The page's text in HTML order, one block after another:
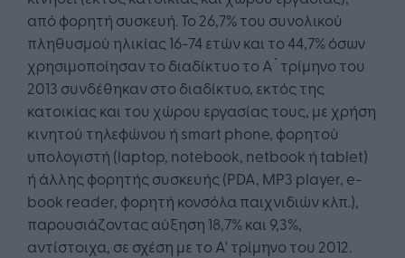
από φορητή συσκευή. Το 26,7% του συνολικού
πληθυσμού ηλικίας 16-74 ετών και το 44,7% όσων
χρησιμοποίησαν το διαδίκτυο το Α ́ τρίμηνο του
2013 συνδέθηκαν στο διαδίκτυο, εκτός της
κατοικίας και του χώρου εργασίας τους, με χρήση
κινητού τηλεφώνου ή smart phone, φορητού
υπολογιστή (laptop, notebook, netbook ή tablet)
ή άλλης φορητής συσκευής (PDA, MP3 player, e-
book reader, φορητή κονσόλα παιχνιδιών κλπ.),
παρουσιάζοντας αύξηση 18,7% και 9,3%,
αντίστοιχα, σε σχέση με το Α' τρίμηνο του 2012.